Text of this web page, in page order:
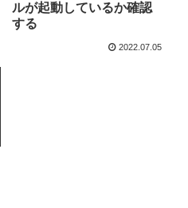
ルが起動しているか確認
する
2022.07.05